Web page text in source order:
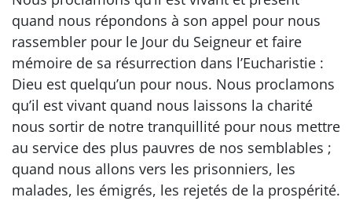
quand nous répondons à son appel pour nous
rassembler pour le Jour du Seigneur et faire
mémoire de sa résurrection dans l’Eucharistie :
Dieu est quelqu’un pour nous. Nous proclamons
qu’il est vivant quand nous laissons la charité
nous sortir de notre tranquillité pour nous mettre
au service des plus pauvres de nos semblables ;
quand nous allons vers les prisonniers, les
malades, les émigrés, les rejetés de la prospérité.